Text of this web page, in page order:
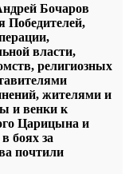
Бочаров
Победителей,
власти,
религиозных
жителями и
и венки к
Царицына и
боях за
почтили